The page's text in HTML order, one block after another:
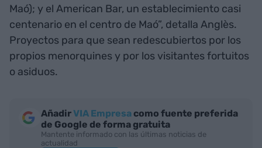
Maó); y el American Bar, un establecimiento casi
centenario en el centro de Maó”, detalla Anglès.
Proyectos para que sean redescubiertos por los
propios menorquines y por los visitantes fortuitos
o asiduos.
AñadirVIA Empresa como fuente preferida
de Google de forma gratuita
Mantente informado con las últimas noticias de
actualidad